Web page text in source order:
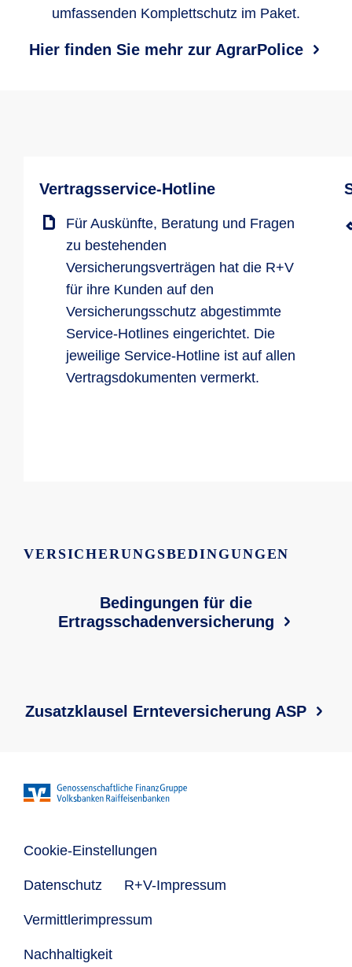
umfassenden Komplettschutz im Paket.
Hier finden Sie mehr zur AgrarPolice
Vertragsservice-Hotline
Für Auskünfte, Beratung und Fragen
zu bestehenden
Versicherungsverträgen hat die R+V
für ihre Kunden auf den
Versicherungsschutz abgestimmte
Service-Hotlines eingerichtet. Die
jeweilige Service-Hotline ist auf allen
Vertragsdokumenten vermerkt.
VERSICHERUNGSBEDINGUNGEN
Bedingungen für die
Ertragsschadenversicherung
Zusatzklausel Ernteversicherung ASP
Cookie-Einstellungen
Datenschutz R+V-Impressum
Vermittlerimpressum
Nachhaltigkeit